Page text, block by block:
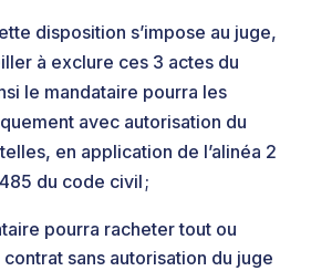
disposition s’impose au juge,
à exclure ces 3 actes du
le mandataire pourra les
avec autorisation du
en application de l’alinéa 2
du code civil ;
pourra racheter tout ou
sans autorisation du juge